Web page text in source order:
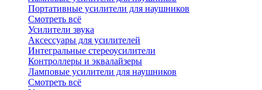
Портативные усилители для наушников
Смотреть всё
Усилители звука
Аксессуары для усилителей
Интегральные стереоусилители
Контроллеры и эквалайзеры
Ламповые усилители для наушников
Смотреть всё